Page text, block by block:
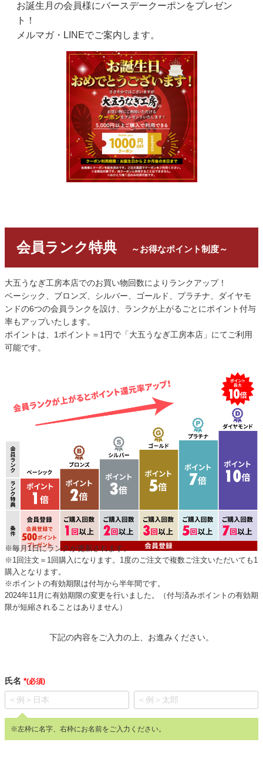
お誕生月の会員様にバースデークーポンをプレゼン
ト！
メルマガ・LINEでご案内します。
会員ランク特典 ～お得なポイント制度～
大五うなぎ工房本店でのお買い物回数によりランクアップ！
ベーシック、ブロンズ、シルバー、ゴールド、プラチナ、ダイヤモ
ンドの6つの会員ランクを設け、ランクが上がるごとにポイント付与
率もアップいたします。
ポイントは、1ポイント＝1円で「大五うなぎ工房本店」にてご利用
可能です。
※毎月1日にランクが更新されます。
※1回注文＝1回購入になります。1度のご注文で複数ご注文いただいても1
購入となります。
※ポイントの有効期限は付与から半年間です。
2024年11月に有効期限の変更を行いました。（付与済みポイントの有効期
限が短縮されることはありません）
下記の内容をご入力の上、お進みください。
氏名 (必須)
※左枠に名字、右枠にお名前をご入力ください。